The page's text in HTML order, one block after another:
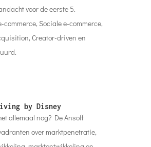
voor de eerste 5.
commerce, Sociale e-commerce,
Creator-driven en
by Disney
allemaal nog? De Ansoff
over marktpenetratie,